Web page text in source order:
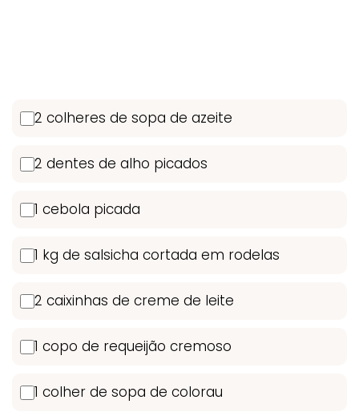
2 colheres de sopa de azeite
2 dentes de alho picados
1 cebola picada
1 kg de salsicha cortada em rodelas
2 caixinhas de creme de leite
1 copo de requeijão cremoso
1 colher de sopa de colorau